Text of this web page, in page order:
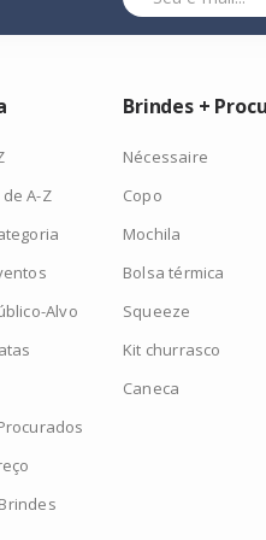
A-Z
Alvo
Brindes +
Nécessaire
Copo
Mochila
Bolsa térmica
Squeeze
Kit churrasco
Caneca